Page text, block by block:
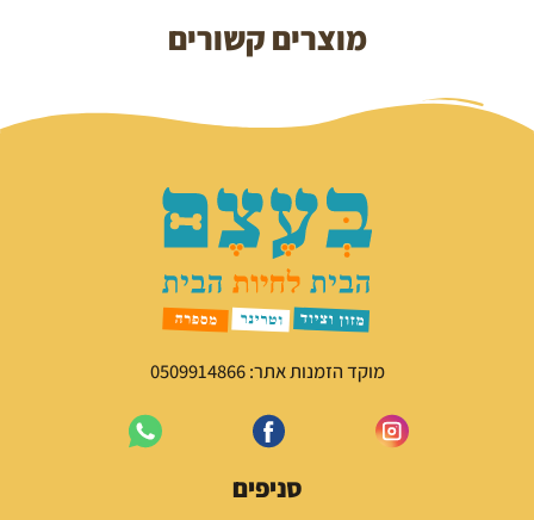
מוצרים קשורים
מוקד הזמנות אתר: 0509914866
סניפים